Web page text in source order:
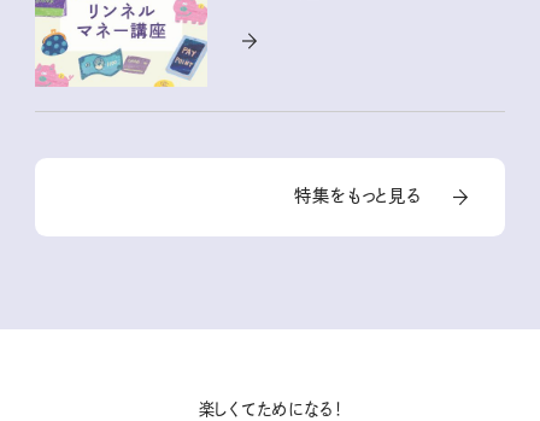
特集をもっと見る
楽しくてためになる！